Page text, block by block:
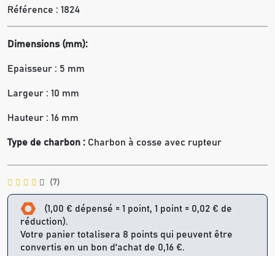
Référence : 1824
Dimensions (mm):
Epaisseur : 5 mm
Largeur : 10 mm
Hauteur : 16 mm
Type de charbon : Charbon à cosse avec rupteur
(7)
(1,00 € dépensé = 1 point, 1 point = 0,02 € de
réduction).
Votre panier totalisera 8 points qui peuvent être
convertis en un bon d'achat de 0,16 €.